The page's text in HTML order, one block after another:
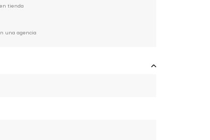
tienda
una agencia